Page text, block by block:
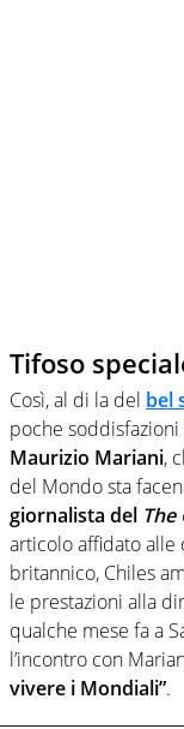
Tifoso
Così, al di la del bel
poche soddisfazioni
Maurizio Mariani,
del Mondo sta
giornalista del The
articolo affidato
britannico, Chiles
le prestazioni alla
qualche mese fa a
l’incontro con
vivere i Mondiali”.